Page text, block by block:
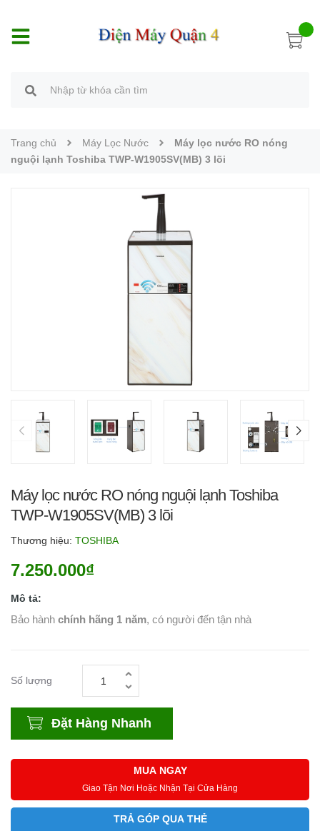
Trang chủ Máy Lọc Nước
Máy lọc nước RO nóng
nguội lạnh Toshiba TWP-W1905SV(MB) 3 lõi
Máy lọc nước RO nóng nguội lạnh Toshiba
TWP-W1905SV(MB) 3 lõi
Thương hiệu: TOSHIBA
7.250.000₫
Mô tả:
Bảo hành chính hãng 1 năm, có người đến tận nhà
Số lượng
Đặt Hàng Nhanh
MUA NGAY
Giao Tận Nơi Hoặc Nhận Tại Cửa Hàng
TRẢ GÓP QUA THẺ